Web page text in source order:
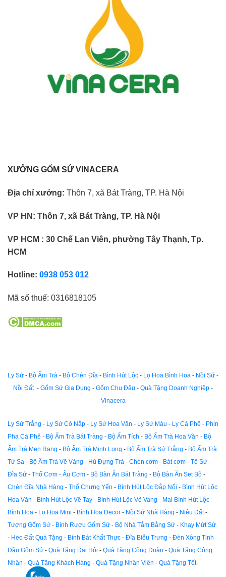
XƯỞNG GỐM SỨ VINACERA
Địa chỉ xưởng: Thôn 7, xã Bát Tràng, TP. Hà Nội
VP HN: Thôn 7, xã Bát Tràng, TP. Hà Nội
VP HCM : 30 Chế Lan Viên, phường Tây Thạnh, Tp.
HCM
Hotline: 0938 053 012
Mã số thuế: 0316818105
Ly Sứ - Bộ Ấm Trà - Bộ Chén Đĩa - Bình Hút Lộc - Lọ Hoa Bình Hoa - Nồi Sứ -
Nồi Đất - Gốm Sứ Gia Dụng - Gốm Chu Đậu - Quà Tặng Doanh Nghiệp -
Vinacera
Ly Sứ Trắng - Ly Sứ Có Nắp - Ly Sứ Hoa Văn - Ly Sứ Màu - Ly Cà Phê - Phin
Pha Cà Phê - Bộ Ấm Trà Bát Tràng - Bộ Ấm Tích - Bộ Ấm Trà Hoa Văn - Bộ
Ấm Trà Men Rạng - Bộ Ấm Trà Minh Long - Bộ Ấm Trà Sứ Trắng - Bộ Ấm Trà
Tử Sa - Bộ Ấm Trà Vẽ Vàng - Hủ Đựng Trà - Chén cơm - Bát cơm - Tô Sứ -
Đĩa Sứ - Thố Cơm - Âu Cơm - Bộ Bàn Ăn Bát Tràng - Bộ Bàn Ăn Set Bộ -
Chén Đĩa Nhà Hàng - Thố Chưng Yến - Bình Hút Lộc Đắp Nổi - Bình Hút Lộc
Hoa Văn - Bình Hút Lộc Vẽ Tay - Bình Hút Lộc Vẽ Vang - Mai Bình Hút Lộc -
Bình Hoa - Lọ Hoa Mini - Bình Hoa Decor - Nồi Sứ Nhà Hàng - Niêu Đất-
Tượng Gốm Sứ - Bình Rượu Gốm Sứ - Bộ Nhà Tắm Bằng Sứ - Khay Mứt Sứ
- Heo Đất Quà Tặng - Bình Bát Khất Thực - Đĩa Biểu Trưng - Đèn Xông Tinh
Dầu Gốm Sứ - Quà Tặng Đại Hội - Quà Tặng Công Đoàn - Quà Tặng Công
Nhân - Quà Tặng Khách Hàng - Quà Tặng Nhân Viên - Quà Tặng Tết-